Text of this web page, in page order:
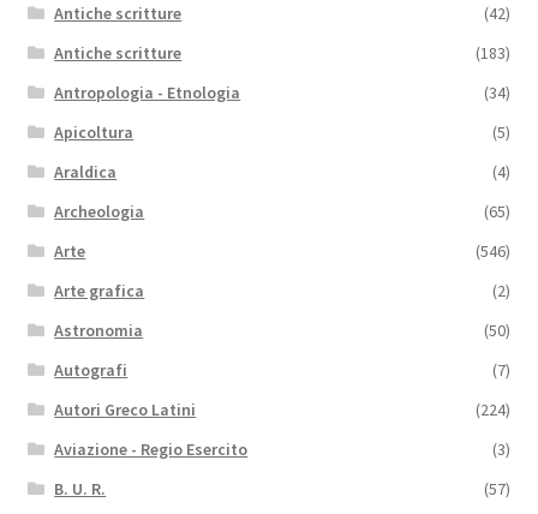
Antiche scritture
(42)
Antiche scritture
(183)
Antropologia - Etnologia
(34)
Apicoltura
(5)
Araldica
(4)
Archeologia
(65)
Arte
(546)
Arte grafica
(2)
Astronomia
(50)
Autografi
(7)
Autori Greco Latini
(224)
Aviazione - Regio Esercito
(3)
B. U. R.
(57)